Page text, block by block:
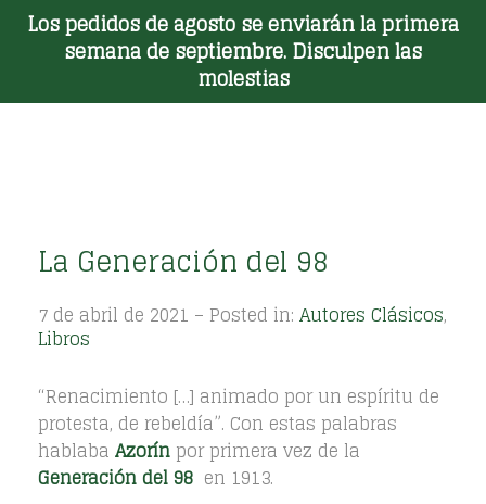
Los pedidos de agosto se enviarán la primera
semana de septiembre. Disculpen las
molestias
Toggle Menu
La Generación del 98
7 de abril de 2021 – Posted in: Autores Clásicos,
Libros
“Renacimiento […] animado por un espíritu de
protesta, de rebeldía”. Con estas palabras
hablaba Azorín por primera vez de la
Generación del 98 en 1913.